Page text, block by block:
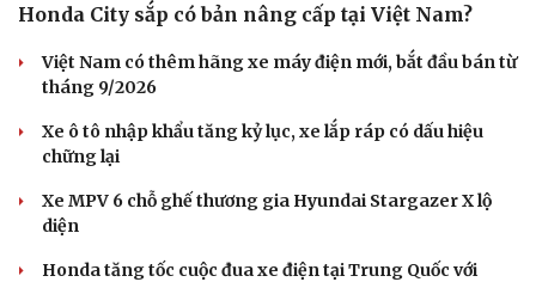
Honda City sắp có bản nâng cấp tại Việt Nam?
Việt Nam có thêm hãng xe máy điện mới, bắt đầu bán từ
tháng 9/2026
Xe ô tô nhập khẩu tăng kỷ lục, xe lắp ráp có dấu hiệu
chững lại
Xe MPV 6 chỗ ghế thương gia Hyundai Stargazer X lộ
diện
Honda tăng tốc cuộc đua xe điện tại Trung Quốc với